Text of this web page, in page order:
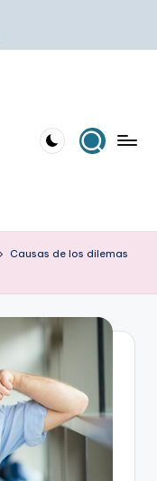
Causas de los dilemas